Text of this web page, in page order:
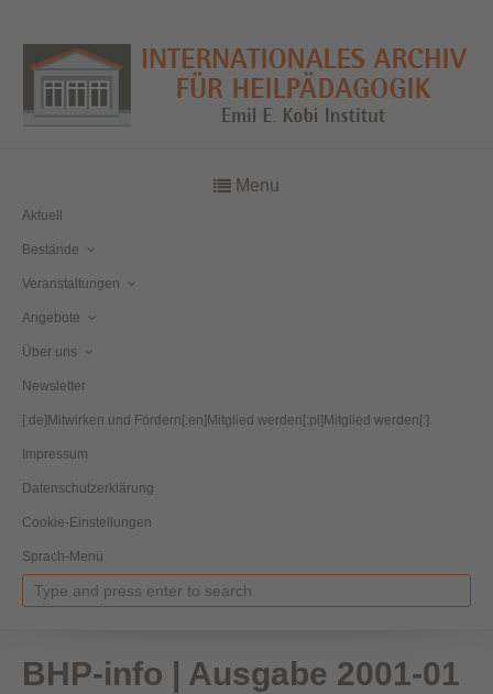
Menu
Aktuell
Bestände
Veranstaltungen
Angebote
Über uns
Newsletter
[:de]Mitwirken und Fördern[:en]Mitglied werden[:pl]Mitglied werden[:]
Impressum
Datenschutzerklärung
Cookie-Einstellungen
Sprach-Menü
BHP-info | Ausgabe 2001-01